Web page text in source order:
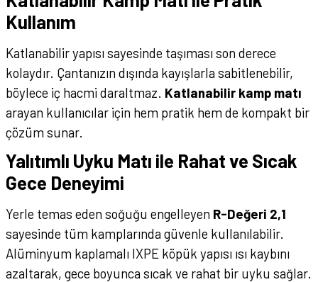
Kullanım
Katlanabilir yapısı sayesinde taşıması son derece
kolaydır. Çantanızın dışında kayışlarla sabitlenebilir,
böylece iç hacmi daraltmaz. Katlanabilir kamp matı
arayan kullanıcılar için hem pratik hem de kompakt bir
çözüm sunar.
Yalıtımlı Uyku Matı ile Rahat ve Sıcak
Gece Deneyimi
Yerle temas eden soğuğu engelleyen R-Değeri 2,1
sayesinde tüm kamplarında güvenle kullanılabilir.
Alüminyum kaplamalı IXPE köpük yapısı ısı kaybını
azaltarak, gece boyunca sıcak ve rahat bir uyku sağlar.